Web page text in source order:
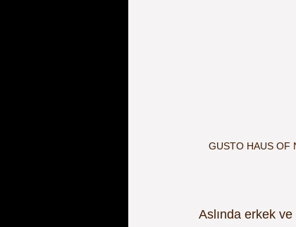
GUSTO HAUS OF
Aslında erkek